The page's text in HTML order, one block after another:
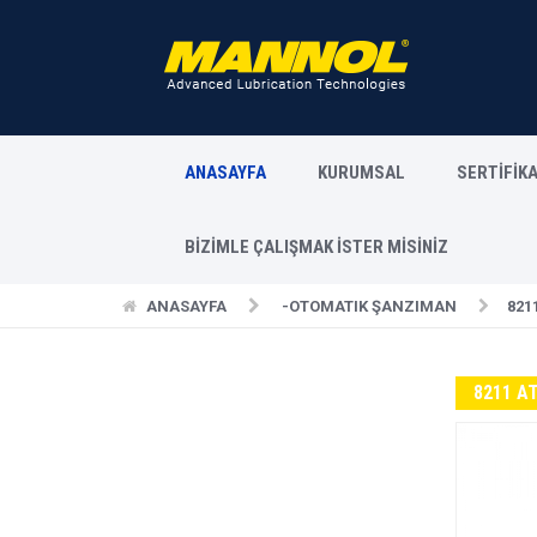
ANASAYFA KURUMSAL
BİZİMLE ÇALIŞMAK İSTER MİSİNİZ
ANASAYFA -OTOMATIK ŞANZIMAN
8211